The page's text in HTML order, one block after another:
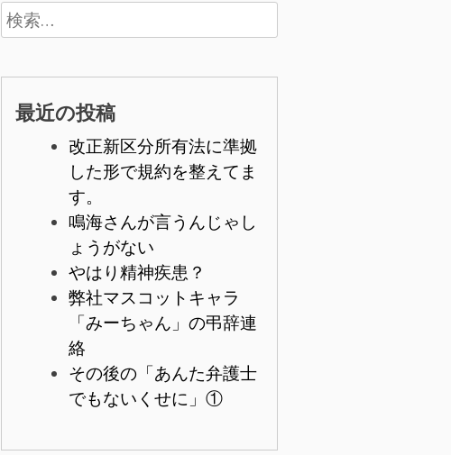
検
索:
最近の投稿
改正新区分所有法に準拠
した形で規約を整えてま
す。
鳴海さんが言うんじゃし
ょうがない
やはり精神疾患？
弊社マスコットキャラ
「みーちゃん」の弔辞連
絡
その後の「あんた弁護士
でもないくせに」①